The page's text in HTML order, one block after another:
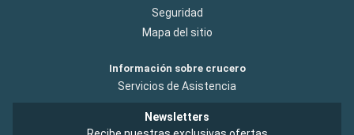
Seguridad
Mapa del sitio
Información sobre crucero
Servicios de Asistencia
Newsletters